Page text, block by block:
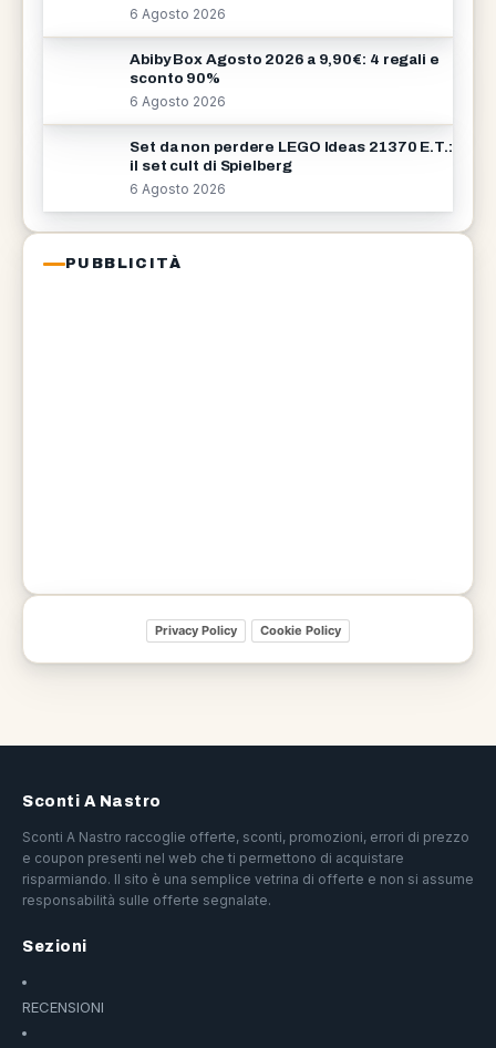
6 Agosto 2026
Abiby Box Agosto 2026 a 9,90€: 4 regali e
sconto 90%
6 Agosto 2026
Set da non perdere LEGO Ideas 21370 E.T.:
il set cult di Spielberg
6 Agosto 2026
PUBBLICITÀ
Privacy Policy Cookie Policy
Sconti A Nastro
Sconti A Nastro raccoglie offerte, sconti, promozioni, errori di prezzo
e coupon presenti nel web che ti permettono di acquistare
risparmiando. Il sito è una semplice vetrina di offerte e non si assume
responsabilità sulle offerte segnalate.
Sezioni
RECENSIONI